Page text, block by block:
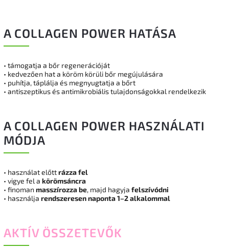
A COLLAGEN POWER HATÁSA
• támogatja a bőr regenerációját
• kedvezően hat a köröm körüli bőr megújulására
• puhítja, táplálja és megnyugtatja a bőrt
• antiszeptikus és antimikrobiális tulajdonságokkal rendelkezik
A COLLAGEN POWER HASZNÁLATI
MÓDJA
• használat előttrázza fel
• vigye fel a körömsáncra
• finoman masszírozza be, majd hagyja felszívódni
• használja rendszeresen naponta 1–2 alkalommal
AKTÍV ÖSSZETEVŐK